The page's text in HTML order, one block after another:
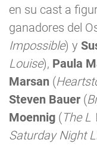
en su cast a
ganadores del
Impossible) y
Louise), Paula
Marsan (
Steven Bauer (
Moennig (The L
Saturday Night